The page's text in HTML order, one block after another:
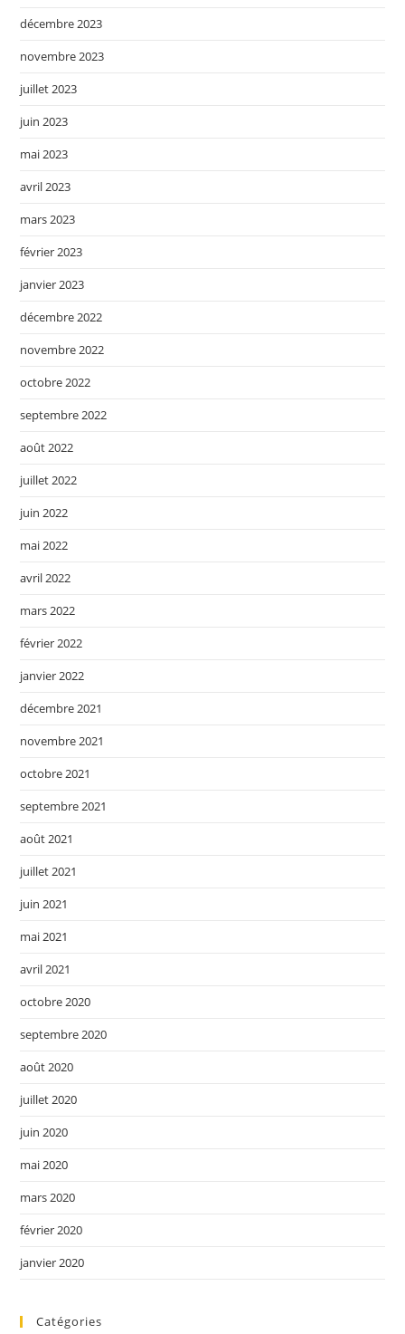
décembre 2023
novembre 2023
juillet 2023
juin 2023
mai 2023
avril 2023
mars 2023
février 2023
janvier 2023
décembre 2022
novembre 2022
octobre 2022
septembre 2022
août 2022
juillet 2022
juin 2022
mai 2022
avril 2022
mars 2022
février 2022
janvier 2022
décembre 2021
novembre 2021
octobre 2021
septembre 2021
août 2021
juillet 2021
juin 2021
mai 2021
avril 2021
octobre 2020
septembre 2020
août 2020
juillet 2020
juin 2020
mai 2020
mars 2020
février 2020
janvier 2020
Catégories